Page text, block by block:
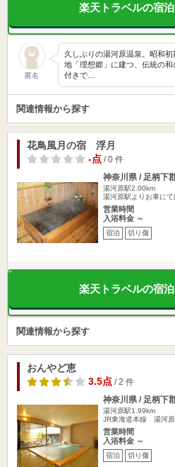
楽天トラベルの宿
匿名
久しぶりの湯河原温泉。昭和
地「理想郷」に建つ、伝統の
付きで…
関連情報から探す
花鳥風月の宿 浮月
-点/ 0 件
神奈川県 / 足柄下
湯河原駅2.00km
湯河原駅よりお車に
営業時間
入浴料金 ～
宿泊 切り傷
楽天トラベルの宿
関連情報から探す
おんやど恵
3.5点/ 2 件
神奈川県 / 足柄下
湯河原駅1.99km
JR東海道本線 湯河
営業時間
入浴料金 ～
宿泊 切り傷